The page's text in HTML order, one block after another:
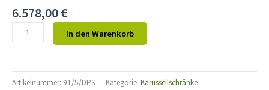
6.578,00€
In den Warenkorb
Artikelnummer: 91/5/DPS Kategorie: Karussellschränke